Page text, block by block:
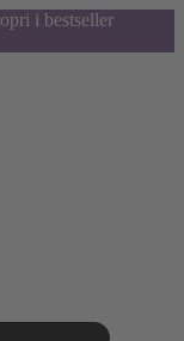
i bestseller